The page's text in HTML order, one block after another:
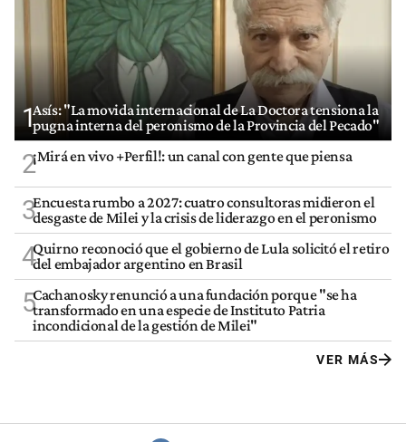
1Asís: "La movida internacional de La Doctora tensiona la
pugna interna del peronismo de la Provincia del Pecado"
2¡Mirá en vivo +Perfil!: un canal con gente que piensa
3Encuesta rumbo a 2027: cuatro consultoras midieron el
desgaste de Milei y la crisis de liderazgo en el peronismo
4Quirno reconoció que el gobierno de Lula solicitó el retiro
del embajador argentino en Brasil
5Cachanosky renunció a una fundación porque "se ha
transformado en una especie de Instituto Patria
incondicional de la gestión de Milei"
VER MÁS